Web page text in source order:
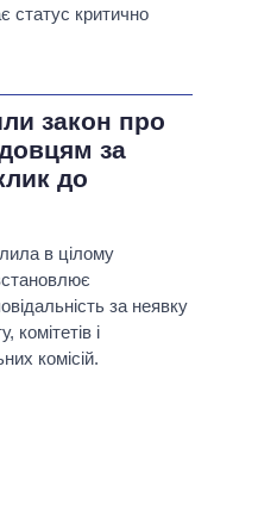
статус критично
закон про
за
до
в цілому
за неявку
комітетів і
комісій.